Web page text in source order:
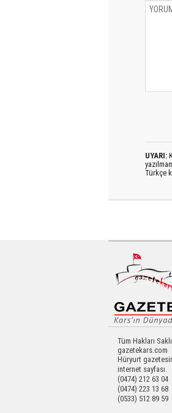
UYARI:
Türkçe
Tüm Hakları
gazetekars.com
Hüryurt
internet sayfası.
(0474) 212 63 04
(0474) 223 13 68
(0533) 512 89 59